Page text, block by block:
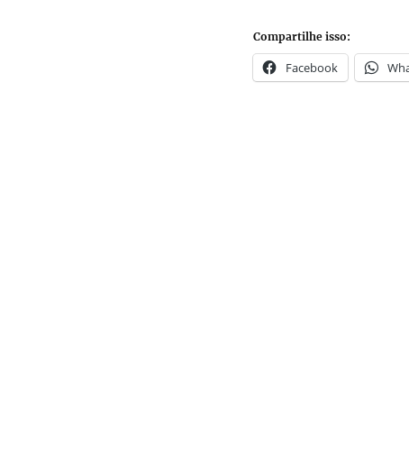
Compartilhe isso:
Facebook